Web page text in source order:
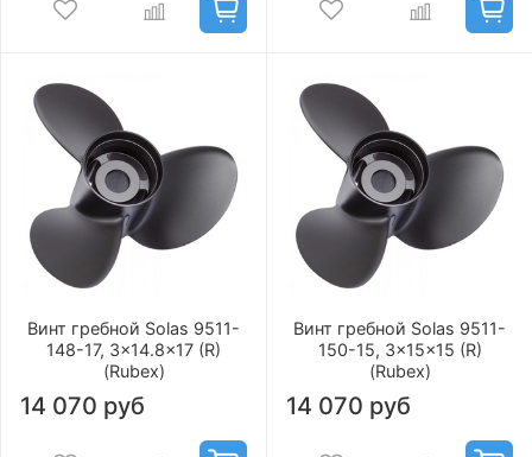
Винт гребной Solas 9511-
148-17, 3x14.8x17 (R)
(Rubex)
14 070 руб
Винт гребной Solas 9511-
150-15, 3x15x15 (R)
(Rubex)
14 070 руб